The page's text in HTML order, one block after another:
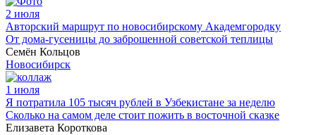
2 июля
Авторский маршрут по новосибирскому Академгородку
От дома-гусеницы до заброшенной советской теплицы
Семён Кольцов
Новосибирск
1 июля
Я потратила 105 тысяч рублей в Узбекистане за неделю
Сколько на самом деле стоит пожить в восточной сказке
Елизавета Короткова